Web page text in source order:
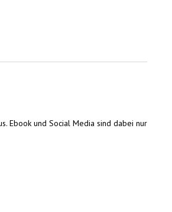
Ebook und Social Media sind dabei nur